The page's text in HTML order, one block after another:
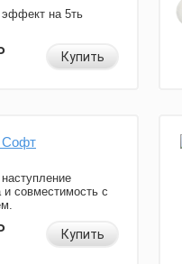
на 5ть
Купить
Софт
совместимость с
Купить